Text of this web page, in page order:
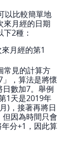
以比較簡單地
來月經的日期
2種：
月經的第1
常見的計算方
，算法是將懷
數加7。舉例
1天是2019年
)，接著再將日
因為時間只會
分+1，因此算